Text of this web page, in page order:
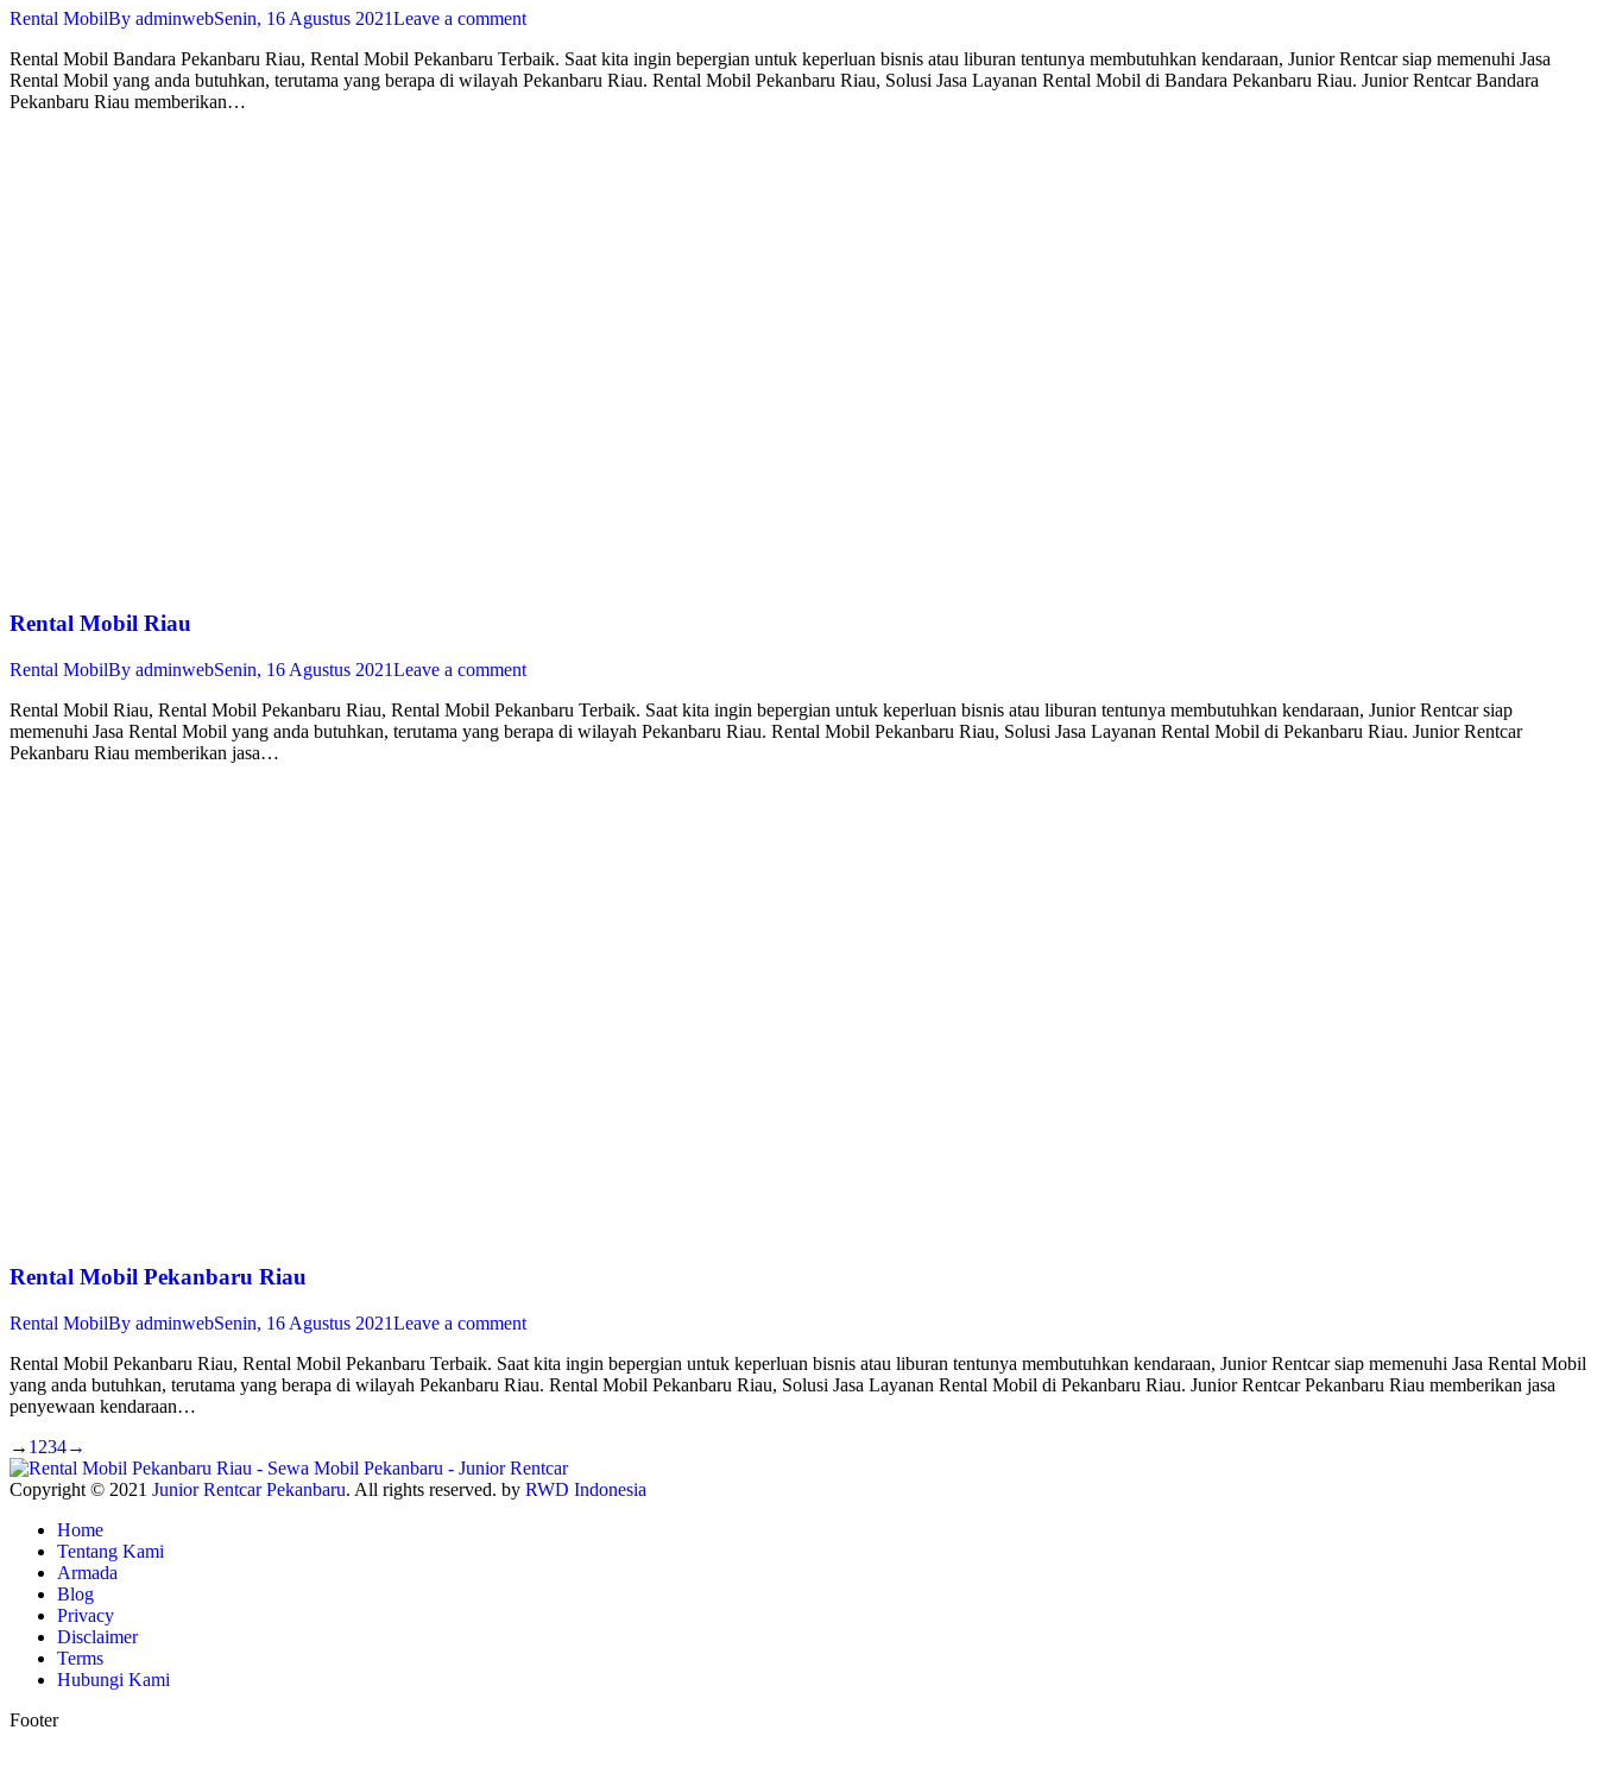
Rental MobilBy adminwebSenin, 16 Agustus 2021Leave a comment
Rental Mobil Bandara Pekanbaru Riau, Rental Mobil Pekanbaru Terbaik. Saat kita ingin bepergian untuk keperluan bisnis atau liburan tentunya membutuhkan kendaraan, Junior Rentcar siap memenuhi Jasa
Rental Mobil yang anda butuhkan, terutama yang berapa di wilayah Pekanbaru Riau. Rental Mobil Pekanbaru Riau, Solusi Jasa Layanan Rental Mobil di Bandara Pekanbaru Riau. Junior Rentcar Bandara
Pekanbaru Riau memberikan…
Rental Mobil Riau
Rental MobilBy adminwebSenin, 16 Agustus 2021Leave a comment
Rental Mobil Riau, Rental Mobil Pekanbaru Riau, Rental Mobil Pekanbaru Terbaik. Saat kita ingin bepergian untuk keperluan bisnis atau liburan tentunya membutuhkan kendaraan, Junior Rentcar siap
memenuhi Jasa Rental Mobil yang anda butuhkan, terutama yang berapa di wilayah Pekanbaru Riau. Rental Mobil Pekanbaru Riau, Solusi Jasa Layanan Rental Mobil di Pekanbaru Riau. Junior Rentcar
Pekanbaru Riau memberikan jasa…
Rental Mobil Pekanbaru Riau
Rental MobilBy adminwebSenin, 16 Agustus 2021Leave a comment
Rental Mobil Pekanbaru Riau, Rental Mobil Pekanbaru Terbaik. Saat kita ingin bepergian untuk keperluan bisnis atau liburan tentunya membutuhkan kendaraan, Junior Rentcar siap memenuhi Jasa Rental Mobil
yang anda butuhkan, terutama yang berapa di wilayah Pekanbaru Riau. Rental Mobil Pekanbaru Riau, Solusi Jasa Layanan Rental Mobil di Pekanbaru Riau. Junior Rentcar Pekanbaru Riau memberikan jasa
penyewaan kendaraan…
→ 1 234→
Copyright © 2021 Junior Rentcar Pekanbaru. All rights reserved. by RWD Indonesia
Home
Tentang Kami
Armada
Blog
Privacy
Disclaimer
Terms
Hubungi Kami
Footer